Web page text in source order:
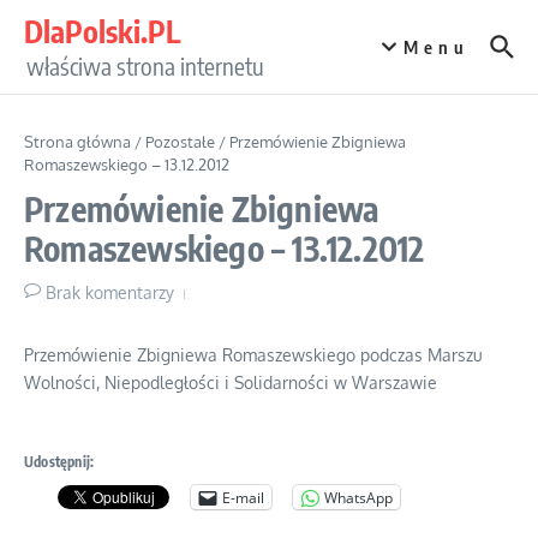
DlaPolski.PL
właściwa strona internetu
Menu
Strona główna / Pozostałe / Przemówienie Zbigniewa
Romaszewskiego – 13.12.2012
Przemówienie Zbigniewa
Romaszewskiego – 13.12.2012
Brak komentarzy
Przemówienie Zbigniewa Romaszewskiego podczas Marszu
Wolności, Niepodległości i Solidarności w Warszawie
Udostępnij:
E-mail WhatsApp